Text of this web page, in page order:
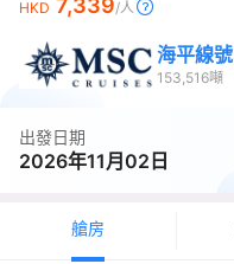
HKD 7,339/人
海平線號
153,516噸
出發日期
2026年11月02日
艙房